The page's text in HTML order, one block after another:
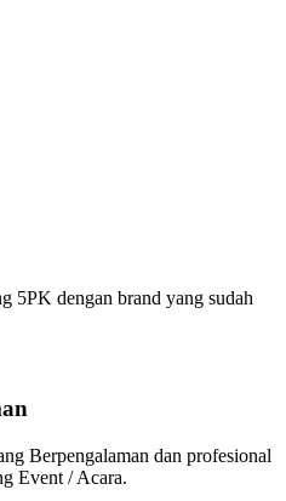
5PK dengan brand yang sudah
Berpengalaman dan profesional
Event / Acara.